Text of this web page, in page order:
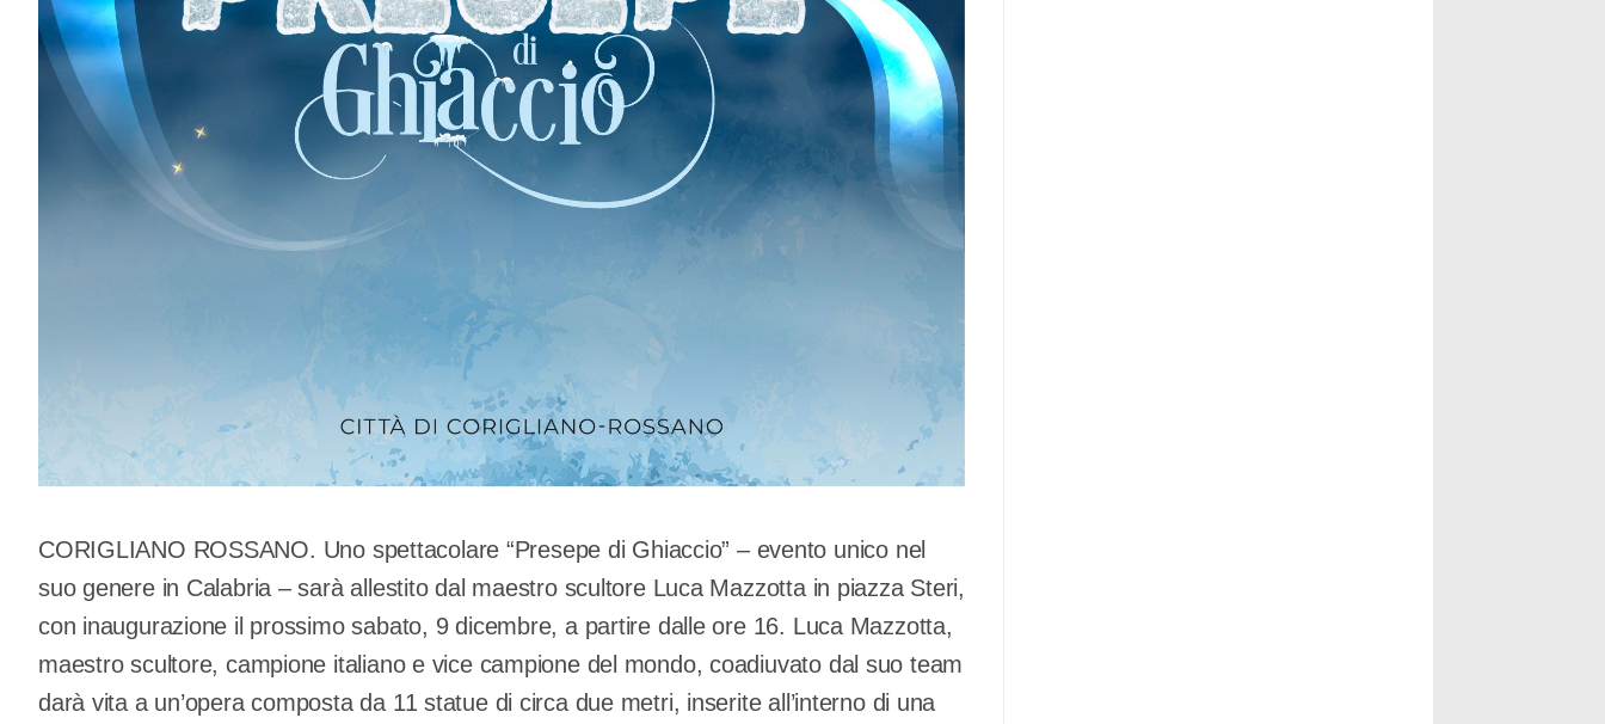
CORIGLIANO ROSSANO. Uno spettacolare “Presepe di Ghiaccio” – evento unico nel
suo genere in Calabria – sarà allestito dal maestro scultore Luca Mazzotta in piazza Steri,
con inaugurazione il prossimo sabato, 9 dicembre, a partire dalle ore 16. Luca Mazzotta,
maestro scultore, campione italiano e vice campione del mondo, coadiuvato dal suo team
darà vita a un’opera composta da 11 statue di circa due metri, inserite all’interno di una